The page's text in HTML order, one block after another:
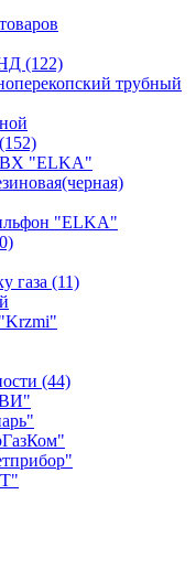
(122)
трубный
(152)
"ELKA"
"ELKA"
газа (11)
(44)